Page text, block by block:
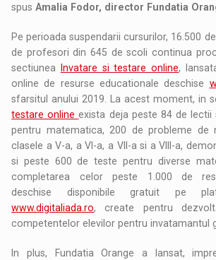
spusAmalia Fodor, director Fundatia
Pe perioada suspendarii cursurilor, 16.500
de profesori din 645 de scoli continua
sectiunea
Invatare si testare online,
online de resurse educationale deschise
sfarsitul anului 2019. La acest moment, in
testare onlineexista deja peste 84 de lectii
pentru matematica, 200 de probleme de
clasele a V-a, a VI-a, a VII-a si a VIII-a,
si peste 600 de teste pentru diverse
completarea celor peste 1.000 de
deschise disponibile gratuit pe
www.digitaliada.ro, create pentru
competentelor elevilor pentru invatamantul
In plus, Fundatia Orange a lansat,